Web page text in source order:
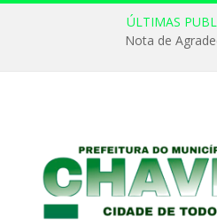
ÚLTIMAS
Nota de